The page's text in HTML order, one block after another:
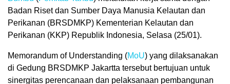
Badan Riset dan Sumber Daya Manusia Kelautan dan
Perikanan (BRSDMKP) Kementerian Kelautan dan
Perikanan (KKP) Republik Indonesia, Selasa (25/01).
Memorandum of Understanding (MoU) yang dilaksanakan
di Gedung BRSDMKP Jakartta tersebut bertujuan untuk
sinergitas perencanaan dan pelaksanaan pembangunan